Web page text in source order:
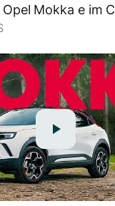
Mokka e im